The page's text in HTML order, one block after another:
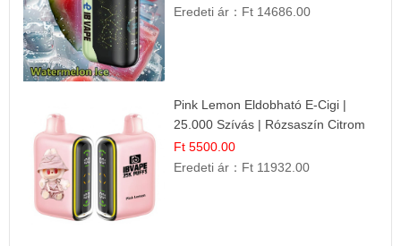
Eredeti ár： Ft 14686.00
Pink Lemon Eldobható E-Cigi |
25.000 Szívás | Rózsaszín Citrom
Íz
Ft 5500.00
Eredeti ár： Ft 11932.00